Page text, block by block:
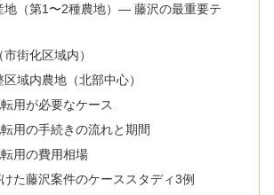
地（第1〜2種農地）— 藤沢の最重要テ
街化区域内）
域内農地（北部中心）
用が必要なケース
用の手続きの流れと期間
用の費用相場
た藤沢案件のケーススタディ3例